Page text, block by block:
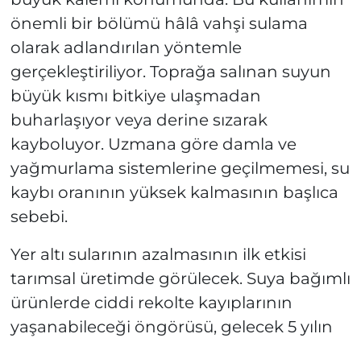
önemli bir bölümü hâlâ vahşi sulama
olarak adlandırılan yöntemle
gerçekleştiriliyor. Toprağa salınan suyun
büyük kısmı bitkiye ulaşmadan
buharlaşıyor veya derine sızarak
kayboluyor. Uzmana göre damla ve
yağmurlama sistemlerine geçilmemesi, su
kaybı oranının yüksek kalmasının başlıca
sebebi.
Yer altı sularının azalmasının ilk etkisi
tarımsal üretimde görülecek. Suya bağımlı
ürünlerde ciddi rekolte kayıplarının
yaşanabileceği öngörüsü, gelecek 5 yılın